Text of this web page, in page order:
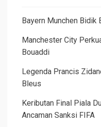
Bayern Munchen Bidik
Manchester City
Bouaddi
Legenda Prancis
Bleus
Keributan Final Piala
Ancaman Sanksi FIFA